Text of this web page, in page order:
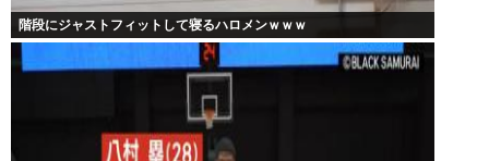
階段にジャストフィットして寝るハロメンｗｗｗ